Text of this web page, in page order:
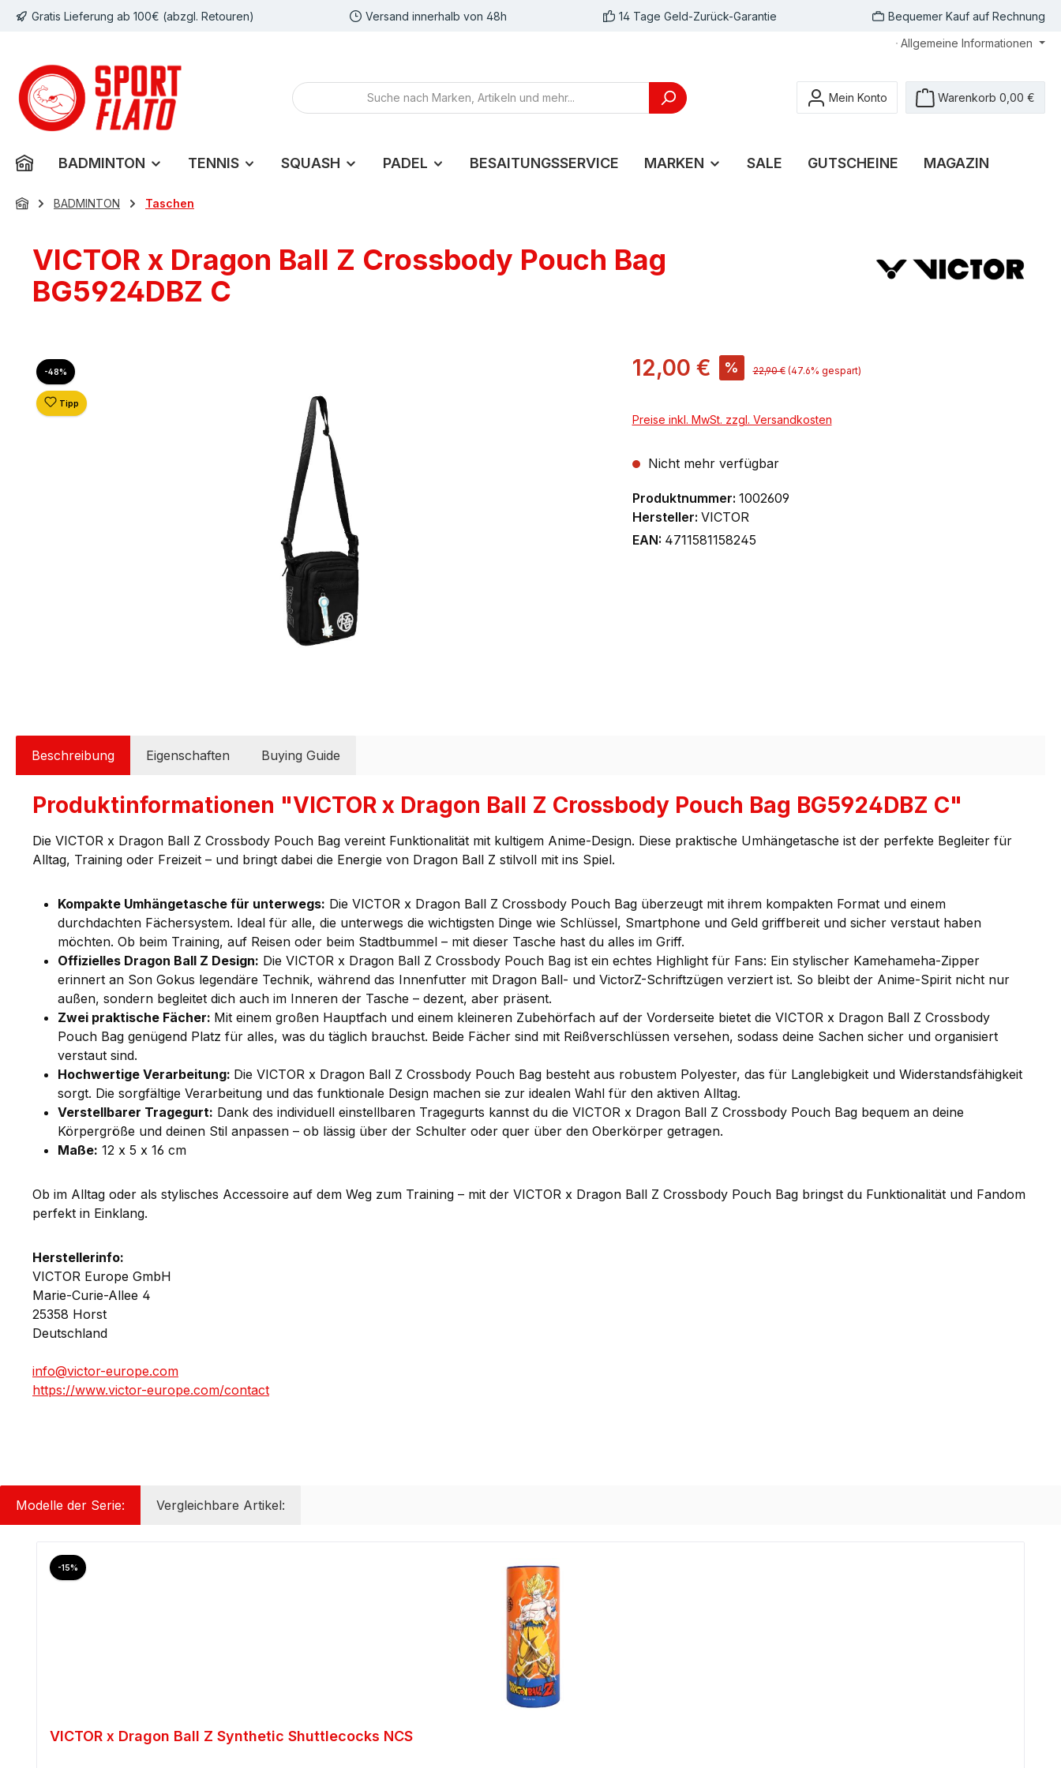
Hauptinhalt springen
Zur Suche springen
Zur Hauptnavigation springen
Gratis Lieferung ab 100€ (abzgl. Retouren) Versand innerhalb von 48h 14 Tage Geld-Zurück-Garantie Bequemer Kauf auf Rechnung
Allgemeine Informationen
Mein Konto Warenkorb 0,00 €
BADMINTON TENNIS SQUASH PADEL BESAITUNGSSERVICE MARKEN SALE GUTSCHEINE MAGAZIN
BADMINTON Taschen
VICTOR x Dragon Ball Z Crossbody Pouch Bag
BG5924DBZ C
Bildergalerie überspringen
-48% Rabatt
Tipp
12,00 € % 22,90 € (47.6% gespart)
Preise inkl. MwSt. zzgl. Versandkosten
Nicht mehr verfügbar
Produktnummer: 1002609
Hersteller: VICTOR
EAN: 4711581158245
Beschreibung Eigenschaften Buying Guide
Produktinformationen "VICTOR x Dragon Ball Z Crossbody Pouch Bag BG5924DBZ C"
Die VICTOR x Dragon Ball Z Crossbody Pouch Bag vereint Funktionalität mit kultigem Anime-Design. Diese praktische Umhängetasche ist der perfekte Begleiter für
Alltag, Training oder Freizeit – und bringt dabei die Energie von Dragon Ball Z stilvoll mit ins Spiel.
Kompakte Umhängetasche für unterwegs: Die VICTOR x Dragon Ball Z Crossbody Pouch Bag überzeugt mit ihrem kompakten Format und einem
durchdachten Fächersystem. Ideal für alle, die unterwegs die wichtigsten Dinge wie Schlüssel, Smartphone und Geld griffbereit und sicher verstaut haben
möchten. Ob beim Training, auf Reisen oder beim Stadtbummel – mit dieser Tasche hast du alles im Griff.
Offizielles Dragon Ball Z Design: Die VICTOR x Dragon Ball Z Crossbody Pouch Bag ist ein echtes Highlight für Fans: Ein stylischer Kamehameha-Zipper
erinnert an Son Gokus legendäre Technik, während das Innenfutter mit Dragon Ball- und VictorZ-Schriftzügen verziert ist. So bleibt der Anime-Spirit nicht nur
außen, sondern begleitet dich auch im Inneren der Tasche – dezent, aber präsent.
Zwei praktische Fächer: Mit einem großen Hauptfach und einem kleineren Zubehörfach auf der Vorderseite bietet die VICTOR x Dragon Ball Z Crossbody
Pouch Bag genügend Platz für alles, was du täglich brauchst. Beide Fächer sind mit Reißverschlüssen versehen, sodass deine Sachen sicher und organisiert
verstaut sind.
Hochwertige Verarbeitung: Die VICTOR x Dragon Ball Z Crossbody Pouch Bag besteht aus robustem Polyester, das für Langlebigkeit und Widerstandsfähigkeit
sorgt. Die sorgfältige Verarbeitung und das funktionale Design machen sie zur idealen Wahl für den aktiven Alltag.
Verstellbarer Tragegurt: Dank des individuell einstellbaren Tragegurts kannst du die VICTOR x Dragon Ball Z Crossbody Pouch Bag bequem an deine
Körpergröße und deinen Stil anpassen – ob lässig über der Schulter oder quer über den Oberkörper getragen.
Maße: 12 x 5 x 16 cm
Ob im Alltag oder als stylisches Accessoire auf dem Weg zum Training – mit der VICTOR x Dragon Ball Z Crossbody Pouch Bag bringst du Funktionalität und Fandom
perfekt in Einklang.
Herstellerinfo:
VICTOR Europe GmbH
Marie-Curie-Allee 4
25358 Horst
Deutschland
info@victor-europe.com
https://www.victor-europe.com/contact
Modelle der Serie: Vergleichbare Artikel:
-15% Rabatt
VICTOR x Dragon Ball Z Synthetic Shuttlecocks NCS